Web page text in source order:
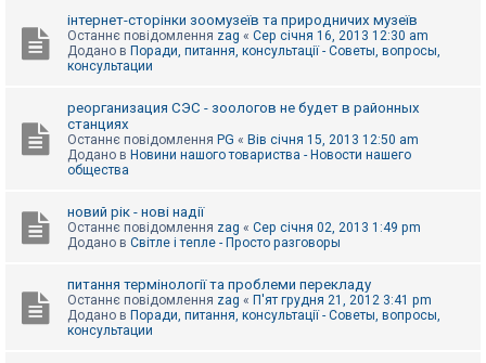
інтернет-сторінки зоомузеїв та природничих музеїв
Останнє повідомлення zag « Сер січня 16, 2013 12:30 am
Додано в Поради, питання, консультації - Советы, вопросы,
консультации
реорганизация СЭС - зоологов не будет в районных
станциях
Останнє повідомлення PG « Вів січня 15, 2013 12:50 am
Додано в Новини нашого товариства - Новости нашего
общества
новий рік - нові надії
Останнє повідомлення zag « Сер січня 02, 2013 1:49 pm
Додано в Світле і тепле - Просто разговоры
питання термінології та проблеми перекладу
Останнє повідомлення zag « П'ят грудня 21, 2012 3:41 pm
Додано в Поради, питання, консультації - Советы, вопросы,
консультации